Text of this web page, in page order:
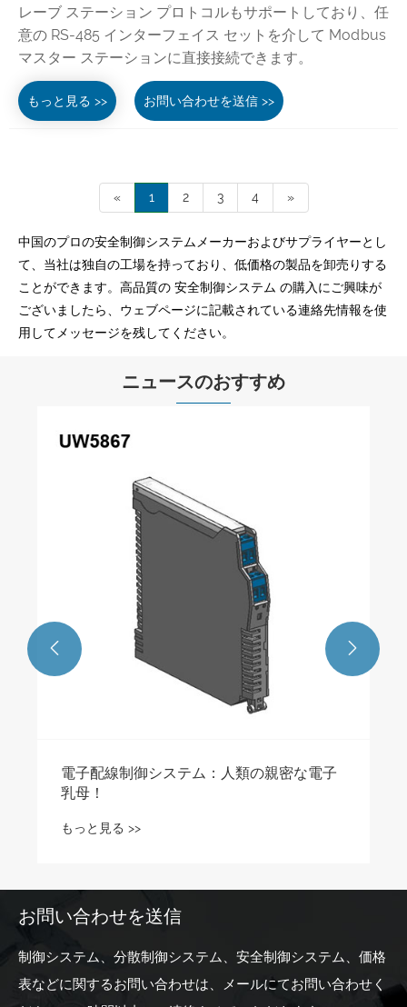
レーブ ステーション プロトコルもサポートしており、任
意の RS-485 インターフェイス セットを介して Modbus
マスター ステーションに直接接続できます。
もっと見る >> お問い合わせを送信 >>
« 1 2 3 4 »
中国のプロの安全制御システムメーカーおよびサプライヤーとし
て、当社は独自の工場を持っており、低価格の製品を卸売りする
ことができます。高品質の 安全制御システム の購入にご興味が
ございましたら、ウェブページに記載されている連絡先情報を使
用してメッセージを残してください。
ニュースのおすすめ
電子配線制御システム：人類の親密な電子
乳母！
もっと見る >>
 
お問い合わせを送信
制御システム、分散制御システム、安全制御システム、価格
表などに関するお問い合わせは、メールにてお問い合わせく